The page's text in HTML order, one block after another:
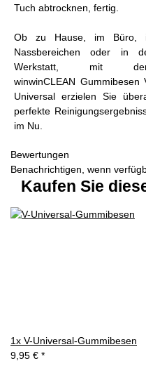
Tuch abtrocknen, fertig.
Ob zu Hause, im Büro,
Nassbereichen oder in
Werkstatt, mit
winwinCLEAN Gummibesen
Universal erzielen Sie
perfekte
im Nu.
Bewertungen
Benachrichtigen, wenn
Kaufen Sie
1x V-Universal-Gummibesen
9,95 € *